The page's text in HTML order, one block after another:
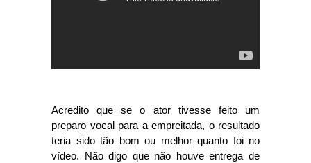
Acredito que se o ator tivesse feito um
preparo vocal para a empreitada, o resultado
teria sido tão bom ou melhor quanto foi no
vídeo. Não digo que não houve entrega de